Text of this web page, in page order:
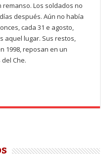
Los soldados no
después. Aún no había
cada 31 e agosto,
aquel lugar. Sus restos,
1998, reposan en un
Che.